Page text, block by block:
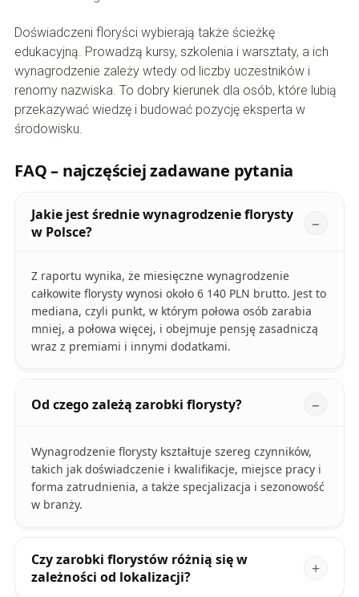
Doświadczeni floryści wybierają także ścieżkę
edukacyjną. Prowadzą kursy, szkolenia i warsztaty, a ich
wynagrodzenie zależy wtedy od liczby uczestników i
renomy nazwiska. To dobry kierunek dla osób, które lubią
przekazywać wiedzę i budować pozycję eksperta w
środowisku.
FAQ – najczęściej zadawane pytania
Jakie jest średnie wynagrodzenie florysty
w Polsce?
Z raportu wynika, że miesięczne wynagrodzenie
całkowite florysty wynosi około 6 140 PLN brutto. Jest to
mediana, czyli punkt, w którym połowa osób zarabia
mniej, a połowa więcej, i obejmuje pensję zasadniczą
wraz z premiami i innymi dodatkami.
Od czego zależą zarobki florysty?
Wynagrodzenie florysty kształtuje szereg czynników,
takich jak doświadczenie i kwalifikacje, miejsce pracy i
forma zatrudnienia, a także specjalizacja i sezonowość
w branży.
Czy zarobki florystów różnią się w
zależności od lokalizacji?